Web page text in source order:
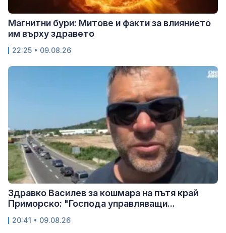
Магнитни бури: Митове и факти за влиянието
им върху здравето
22:25 • 09.08.26
Здравко Василев за кошмара на пътя край
Приморско: "Господа управляващи...
20:41 • 09.08.26